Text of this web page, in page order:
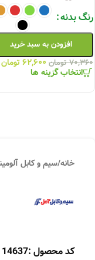
رنگ بدنه
افزودن به سبد خرید
۷۰,۳۶۰ تومان ۶۲,۶۰۰تومان
انتخاب گزینه ها
خانه/سیم و کابل
کد محصول :14637